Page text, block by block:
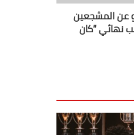
عن المشجعين
نهائي ”كان